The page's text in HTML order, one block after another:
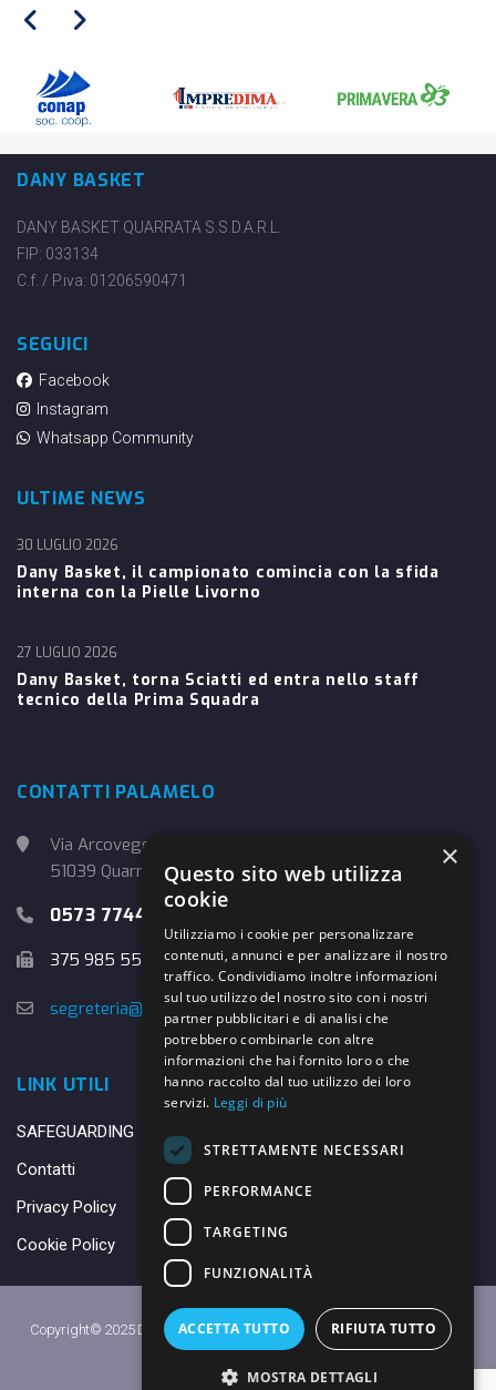
DANY BASKET
DANY BASKET QUARRATA S.S.D.A.R.L.
FIP: 033134
C.f. / P.iva: 01206590471
SEGUICI
Facebook
Instagram
Whatsapp Community
ULTIME NEWS
Dany Basket, il campionato comincia con la sfida
interna con la Pielle Livorno
30 LUGLIO 2026
Dany Basket, torna Sciatti ed entra nello staff
tecnico della Prima Squadra
27 LUGLIO 2026
CONTATTI PALAMELO
Via Arcoveggio, 4
51039 Quarrata (PT)
0573 774457
375 985 5526
segreteria@danybasket.it
LINK UTILI
SAFEGUARDING
Contatti
Privacy Policy
Cookie Policy
Copyright© 2025 DANY BASKET QUARRATA S.S.D.A.R.L. -Privacy Policy
×
Questo sito web utilizza
cookie
Utilizziamo i cookie per personalizzare
contenuti, annunci e per analizzare il nostro
traffico. Condividiamo inoltre informazioni
sul tuo utilizzo del nostro sito con i nostri
partner pubblicitari e di analisi che
potrebbero combinarle con altre
informazioni che hai fornito loro o che
hanno raccolto dal tuo utilizzo dei loro
servizi. Leggi di più
STRETTAMENTE NECESSARI
PERFORMANCE
TARGETING
FUNZIONALITÀ
ACCETTA TUTTO RIFIUTA TUTTO
MOSTRA DETTAGLI